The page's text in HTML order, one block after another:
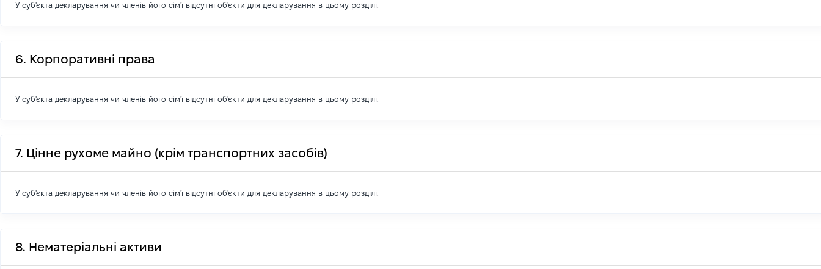
У суб'єкта декларування чи членів його сім'ї відсутні об'єкти для декларування в цьому розділі.
6. Корпоративні права
У суб'єкта декларування чи членів його сім'ї відсутні об'єкти для декларування в цьому розділі.
7. Цінне рухоме майно (крім транспортних засобів)
У суб'єкта декларування чи членів його сім'ї відсутні об'єкти для декларування в цьому розділі.
8. Нематеріальні активи